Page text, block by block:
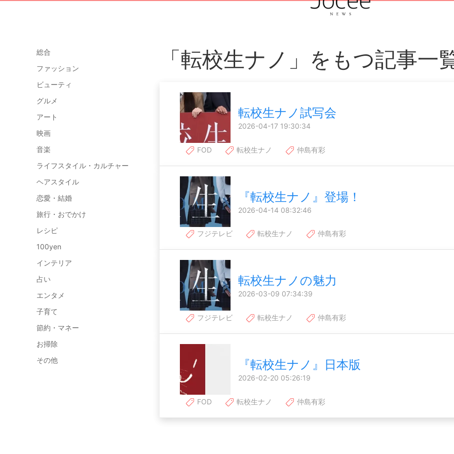
総合
ファッション
ビューティ
グルメ
アート
映画
音楽
ライフスタイル・カルチャー
ヘアスタイル
恋愛・結婚
旅行・おでかけ
レシピ
100yen
インテリア
占い
エンタメ
子育て
節約・マネー
お掃除
その他
「転校生ナノ」をもつ記事一
転校生ナノ試写会
2026-04-17 19:30:34
FOD 転校生ナノ 仲島有彩
『転校生ナノ』登場！
2026-04-14 08:32:46
フジテレビ 転校生ナノ 仲島有彩
転校生ナノの魅力
2026-03-09 07:34:39
フジテレビ 転校生ナノ 仲島有彩
『転校生ナノ』日本版
2026-02-20 05:26:19
FOD 転校生ナノ 仲島有彩